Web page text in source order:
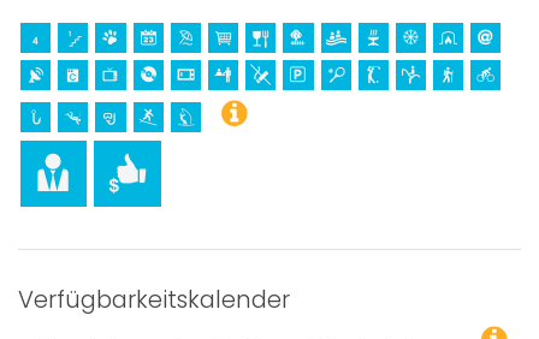
Verfügbarkeitskalender